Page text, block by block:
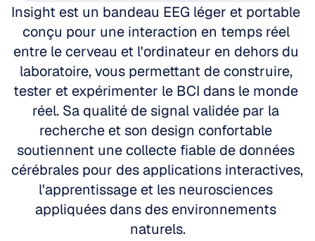
Insight est un bandeau EEG léger et portable
conçu pour une interaction en temps réel
entre le cerveau et l'ordinateur en dehors du
laboratoire, vous permettant de construire,
tester et expérimenter le BCI dans le monde
réel. Sa qualité de signal validée par la
recherche et son design confortable
soutiennent une collecte fiable de données
cérébrales pour des applications interactives,
l'apprentissage et les neurosciences
appliquées dans des environnements
naturels.